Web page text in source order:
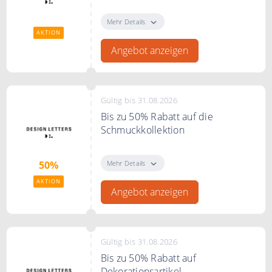
AKTION
den Muttertag
Mehr Details
Angebot anzeigen
50%
AKTION
Gültig bis 31.08.2026
Bis zu 50% Rabatt auf die
Schmuckkollektion
Schmuckkollektion und sichere dir
Mehr Details
Angebot anzeigen
Gültig bis 31.08.2026
Bis zu 50% Rabatt auf